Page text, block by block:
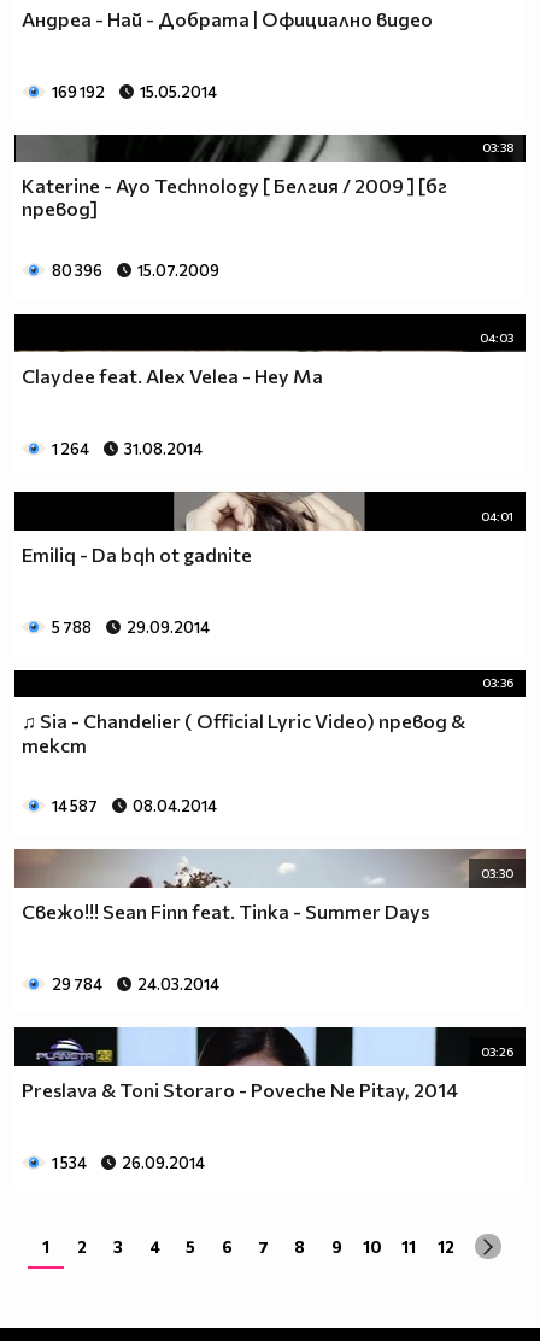
Андреа - Най - Добрата | Официално видео
169 192 15.05.2014
03:38
Katerine - Ayo Technology [ Белгия / 2009 ] [бг
превод]
80 396 15.07.2009
04:03
Claydee feat. Alex Velea - Hey Ma
1 264 31.08.2014
04:01
Emiliq - Da bqh ot gadnite
5 788 29.09.2014
03:36
♫ Sia - Chandelier ( Official Lyric Video) превод &
текст
14 587 08.04.2014
03:30
Свежо!!! Sean Finn feat. Tinka - Summer Days
29 784 24.03.2014
03:26
Preslava & Toni Storaro - Poveche Ne Pitay, 2014
1 534 26.09.2014
1 2 3 4 5 6 7 8 9 10 11 12